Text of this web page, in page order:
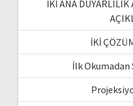
İKİ ANA
İKİ
İlk Okumadan